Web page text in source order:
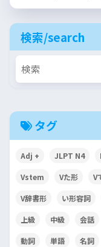
検索/search
タグ
Adj + JLPT N4
Vstem Vた形 V
V辞書形 い形容詞
上級 中級 会話
動詞 単語 名詞